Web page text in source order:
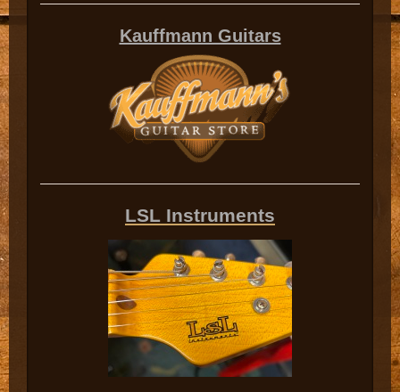
Kauffmann Guitars
LSL Instruments